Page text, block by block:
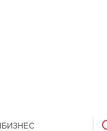
БИЗНЕС